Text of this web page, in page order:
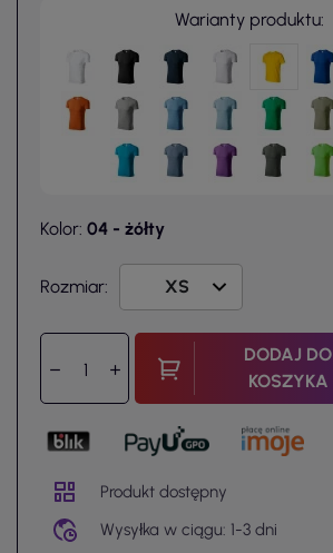
Warianty produktu:
Kolor: 04 - żółty
Rozmiar:
DODAJ DO
KOSZYKA
Produkt dostępny
Wysyłka w ciągu: 1-3 dni